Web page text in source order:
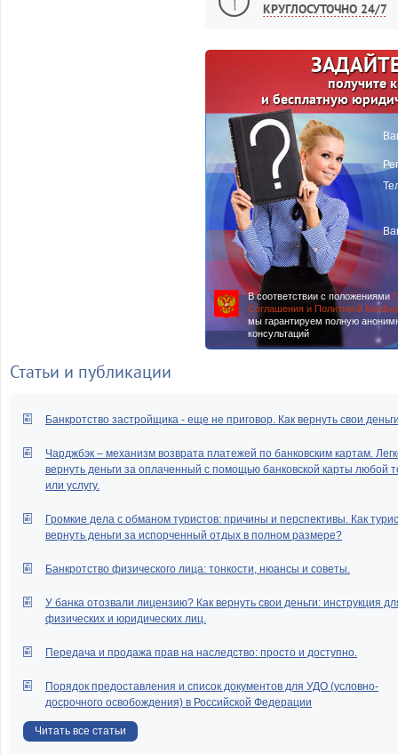
КРУГЛОСУТОЧНО 24/7
получите
и бесплатную
В соответствии с положениями
Соглашения и Политикой
мы гарантируем полную
консультаций
Статьи и публикации
Банкротство застройщика - еще не приговор. Как вернуть свои
Чарджбэк – механизм возврата платежей по банковским картам.
вернуть деньги за оплаченный с помощью банковской карты любой
или услугу.
Громкие дела с обманом туристов: причины и перспективы. Как
вернуть деньги за испорченный отдых в полном размере?
Банкротство физического лица: тонкости, нюансы и советы.
У банка отозвали лицензию? Как вернуть свои деньги: инструкция
физических и юридических лиц.
Передача и продажа прав на наследство: просто и доступно.
Порядок предоставления и список документов для УДО (условно-
досрочного освобождения) в Российской Федерации
Читать все статьи